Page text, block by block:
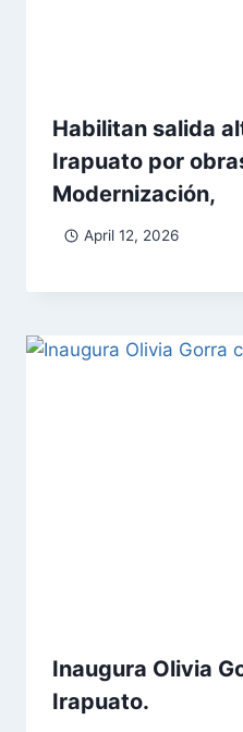
Habilitan salida
Irapuato por
Modernización,
April 12, 2026
Inaugura Olivia
Irapuato.